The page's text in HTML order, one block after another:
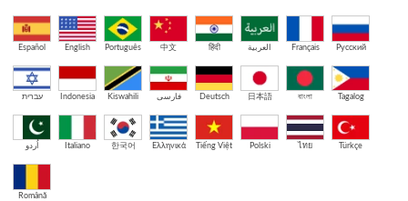
Español English Português 中文 हिंदी العربية Français Русский
עברית Indonesia Kiswahili فارسی Deutsch 日本語 বাংলা Tagalog
اُردو Italiano 한국어 Ελληνικά Tiếng Việt Polski ไทย Türkçe
Română